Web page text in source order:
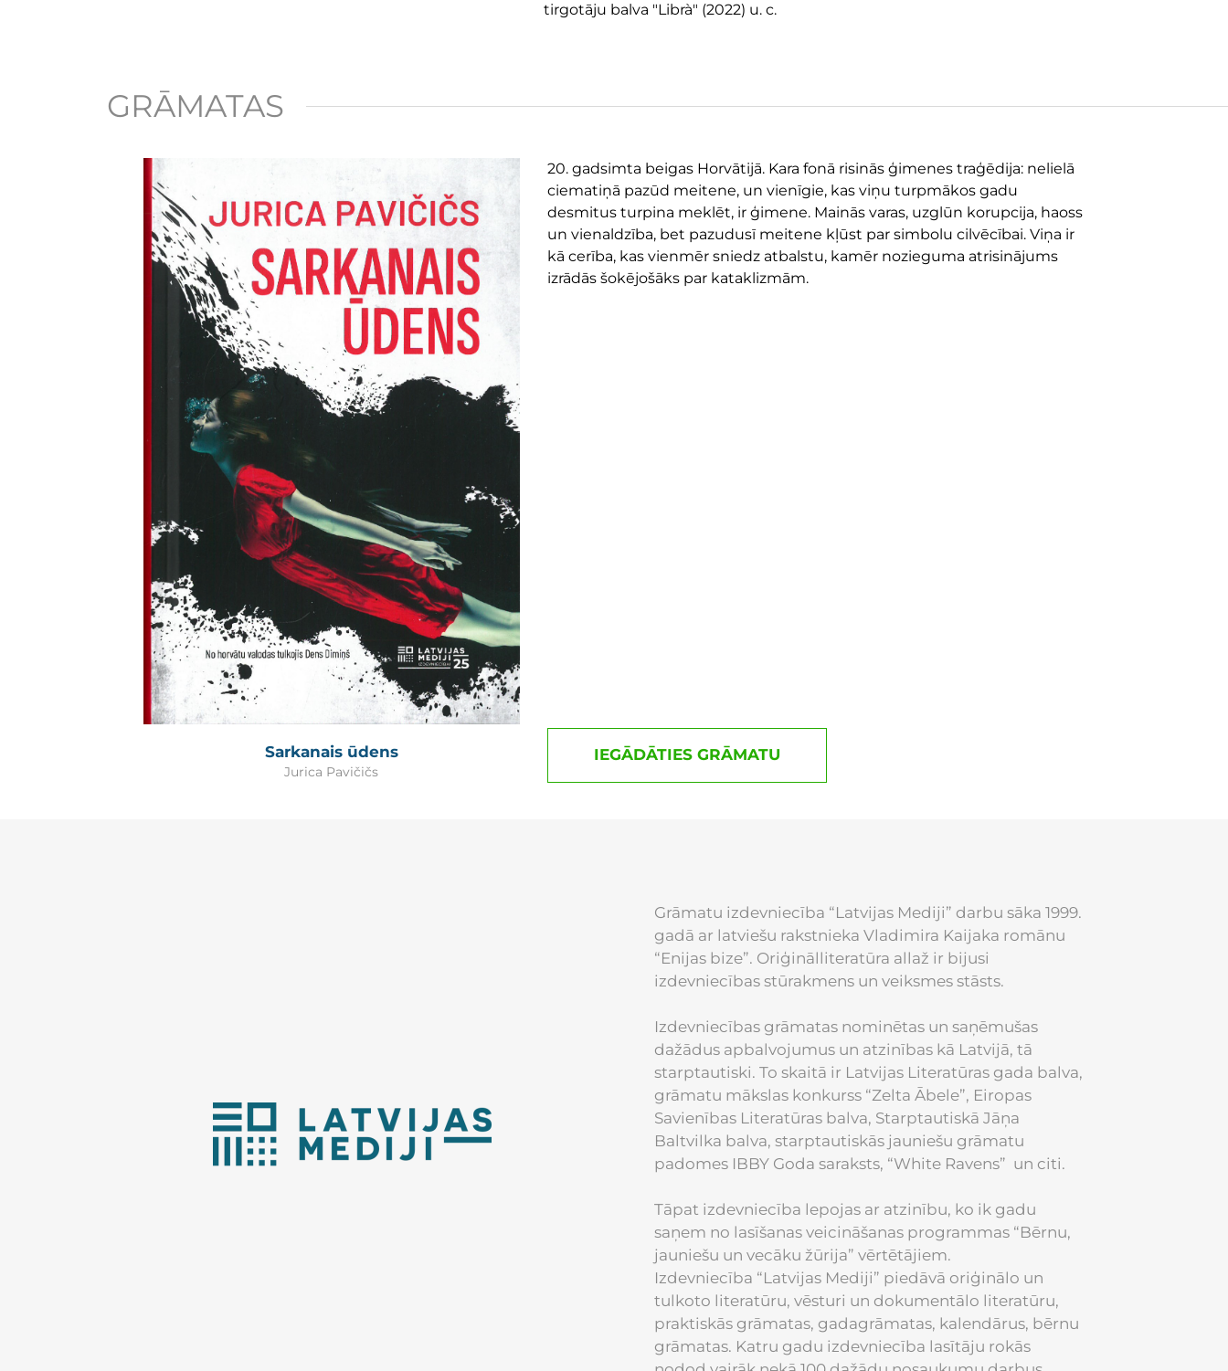
tirgotāju balva "Librà" (2022) u. c.
GRĀMATAS
Sarkanais ūdens
Jurica Pavičičs
20. gadsimta beigas Horvātijā. Kara fonā risinās ģimenes traģēdija: nelielā
ciematiņā pazūd meitene, un vienīgie, kas viņu turpmākos gadu
desmitus turpina meklēt, ir ģimene. Mainās varas, uzglūn korupcija, haoss
un vienaldzība, bet pazudusī meitene kļūst par simbolu cilvēcībai. Viņa ir
kā cerība, kas vienmēr sniedz atbalstu, kamēr nozieguma atrisinājums
izrādās šokējošāks par kataklizmām.
IEGĀDĀTIES GRĀMATU
Grāmatu izdevniecība “Latvijas Mediji” darbu sāka 1999.
gadā ar latviešu rakstnieka Vladimira Kaijaka romānu
“Enijas bize”. Oriģinālliteratūra allaž ir bijusi
izdevniecības stūrakmens un veiksmes stāsts.
Izdevniecības grāmatas nominētas un saņēmušas
dažādus apbalvojumus un atzinības kā Latvijā, tā
starptautiski. To skaitā ir Latvijas Literatūras gada balva,
grāmatu mākslas konkurss “Zelta Ābele”, Eiropas
Savienības Literatūras balva, Starptautiskā Jāņa
Baltvilka balva, starptautiskās jauniešu grāmatu
padomes IBBY Goda saraksts, “White Ravens” un citi.
Tāpat izdevniecība lepojas ar atzinību, ko ik gadu
saņem no lasīšanas veicināšanas programmas “Bērnu,
jauniešu un vecāku žūrija” vērtētājiem.
Izdevniecība “Latvijas Mediji” piedāvā oriģinālo un
tulkoto literatūru, vēsturi un dokumentālo literatūru,
praktiskās grāmatas, gadagrāmatas, kalendārus, bērnu
grāmatas. Katru gadu izdevniecība lasītāju rokās